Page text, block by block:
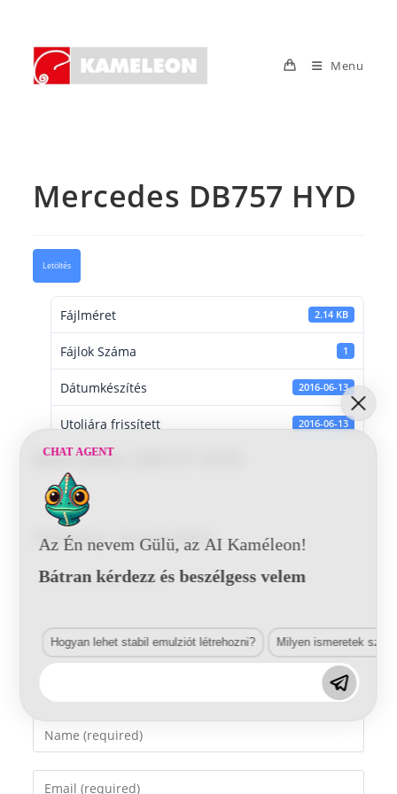
content
Menu
Mercedes DB757 HYD
Letöltés
Fájlméret 2.14 KB
Fájlok Száma 1
Dátumkészítés 2016-06-13
Utoljára frissített 2016-06-13
Mercedes DB757 HYD
Vélemény, hozzászólás?
Comment
Enter
your
name
Enter
CHAT AGENT
Az Én nevem Gülü, az AI Kaméleon!
Bátran kérdezz és beszélgess velem
Hogyan lehet stabil emulziót létrehozni? Milyen ismeretek